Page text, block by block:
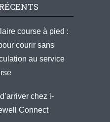
course à pied :
courir sans
au service
d’arriver chez i-
Connect